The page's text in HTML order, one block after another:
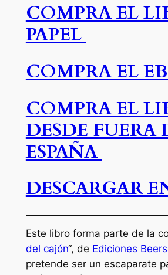
COMPRA EL
PAPEL
COMPRA EL
COMPRA EL
DESDE FUERA
ESPAÑA
DESCARGAR
Este libro forma parte de la
del cajón“, de Ediciones
pretende ser un escaparate